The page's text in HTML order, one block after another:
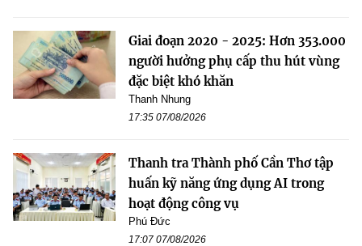
Giai đoạn 2020 - 2025: Hơn 353.000
người hưởng phụ cấp thu hút vùng
đặc biệt khó khăn
Thanh Nhung
17:35 07/08/2026
Thanh tra Thành phố Cần Thơ tập
huấn kỹ năng ứng dụng AI trong
hoạt động công vụ
Phú Đức
17:07 07/08/2026